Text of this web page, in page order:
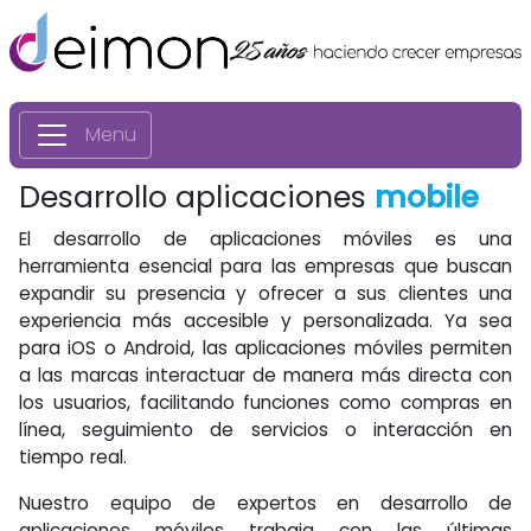
Menu
Desarrollo aplicaciones mobile
El desarrollo de aplicaciones móviles es una
herramienta esencial para las empresas que buscan
expandir su presencia y ofrecer a sus clientes una
experiencia más accesible y personalizada. Ya sea
para iOS o Android, las aplicaciones móviles permiten
a las marcas interactuar de manera más directa con
los usuarios, facilitando funciones como compras en
línea, seguimiento de servicios o interacción en
tiempo real.
Nuestro equipo de expertos en desarrollo de